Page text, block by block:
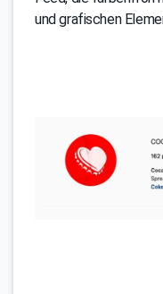
und grafischen